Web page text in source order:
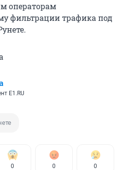
операторам
фильтрации трафика под
E1.RU
0 0 0